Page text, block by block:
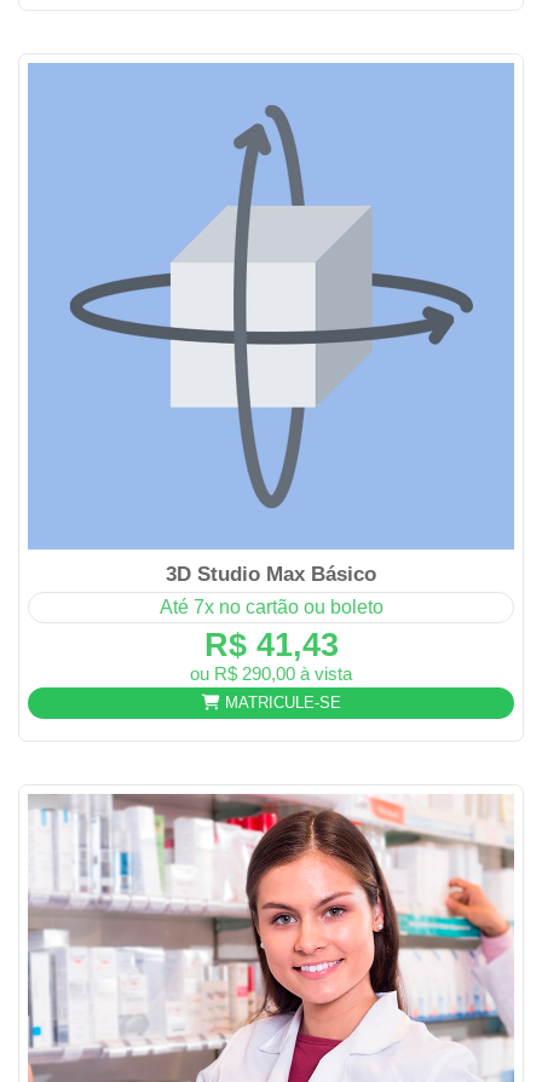
3D Studio Max Básico
Até 7x no cartão ou boleto
R$ 41,43
ou R$ 290,00 à vista
MATRICULE-SE